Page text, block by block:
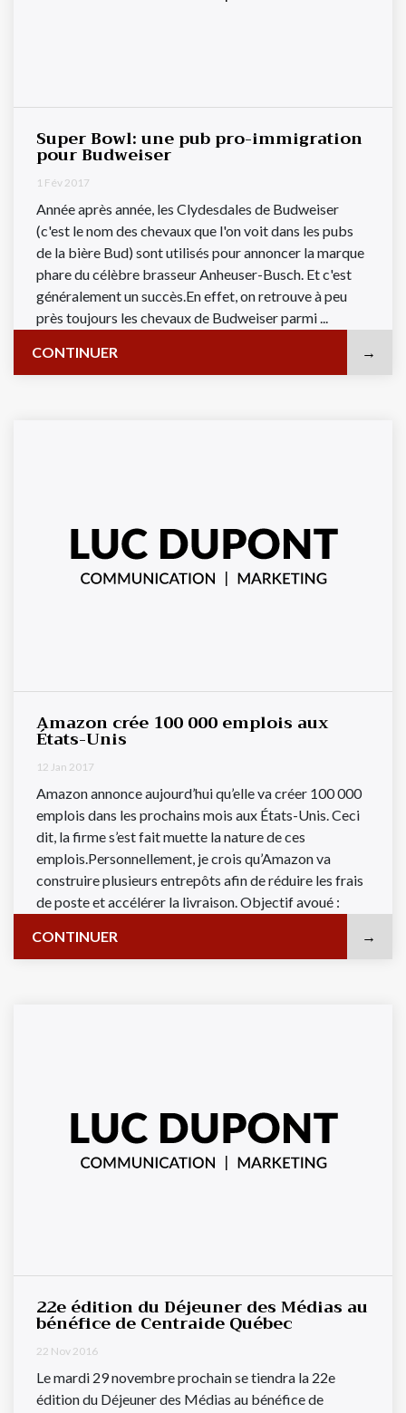
Super Bowl: une pub pro-immigration
pour Budweiser
1 Fév 2017
Année après année, les Clydesdales de Budweiser
(c'est le nom des chevaux que l'on voit dans les pubs
de la bière Bud) sont utilisés pour annoncer la marque
phare du célèbre brasseur Anheuser-Busch. Et c'est
généralement un succès.En effet, on retrouve à peu
près toujours les chevaux de Budweiser parmi ...
CONTINUER
Amazon crée 100 000 emplois aux
États-Unis
12 Jan 2017
Amazon annonce aujourd’hui qu’elle va créer 100 000
emplois dans les prochains mois aux États-Unis. Ceci
dit, la firme s’est fait muette la nature de ces
emplois.Personnellement, je crois qu’Amazon va
construire plusieurs entrepôts afin de réduire les frais
de poste et accélérer la livraison. Objectif avoué :
CONTINUER
22e édition du Déjeuner des Médias au
bénéfice de Centraide Québec
22 Nov 2016
Le mardi 29 novembre prochain se tiendra la 22e
édition du Déjeuner des Médias au bénéfice de